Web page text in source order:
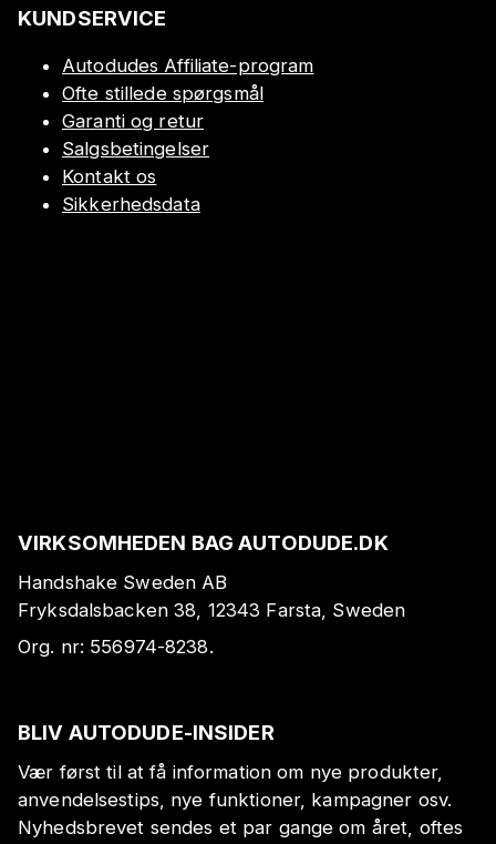
KUNDSERVICE
Autodudes Affiliate-program
Ofte stillede spørgsmål
Garanti og retur
Salgsbetingelser
Kontakt os
Sikkerhedsdata
VIRKSOMHEDEN BAG AUTODUDE.DK
Handshake Sweden AB
Fryksdalsbacken 38, 12343 Farsta, Sweden
Org. nr: 556974-8238.
BLIV AUTODUDE-INSIDER
Vær først til at få information om nye produkter,
anvendelsestips, nye funktioner, kampagner osv.
Nyhedsbrevet sendes et par gange om året, oftes